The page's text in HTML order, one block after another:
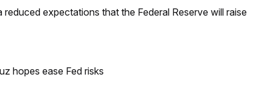
expectations that the Federal Reserve will raise
hopes ease Fed risks